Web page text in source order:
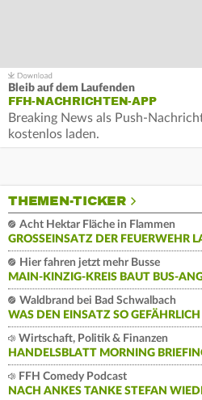
Bleib auf dem Laufenden
FFH-NACHRICHTEN-APP
Breaking News als Push-
kostenlos laden.
THEMEN-TICKER
Acht Hektar Fläche in Flammen
GROSSEINSATZ DER FEUERWEHR
Hier fahren jetzt mehr Busse
MAIN-KINZIG-KREIS BAUT BUS-
Waldbrand bei Bad Schwalbach
WAS DEN EINSATZ SO
Wirtschaft, Politik & Finanzen
HANDELSBLATT MORNING
FFH Comedy Podcast
NACH ANKES TANKE STEFAN